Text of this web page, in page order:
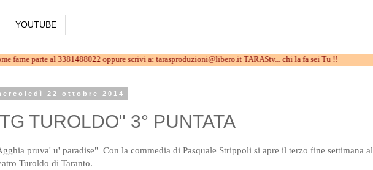
YOUTUBE
al 3381488022 oppure scrivi a: tarasproduzioni@libero.it TARAStv... chi la fa sei Tu !!
22 ottobre 2014
TUROLDO" 3° PUNTATA
pruva' u' paradise" Con la commedia di Pasquale Strippoli si apre il terzo fine settimana al
Turoldo di Taranto.